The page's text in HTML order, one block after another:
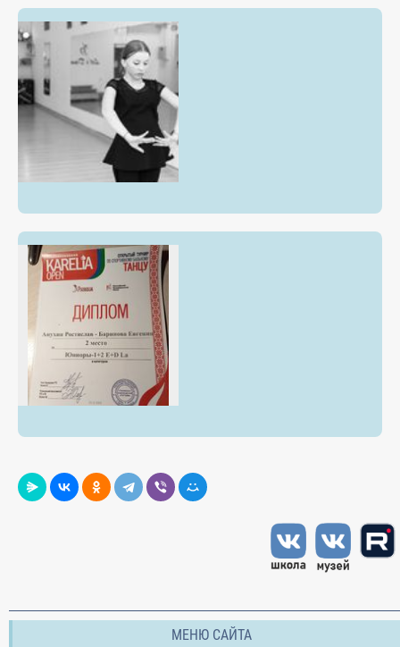
МЕНЮ САЙТА